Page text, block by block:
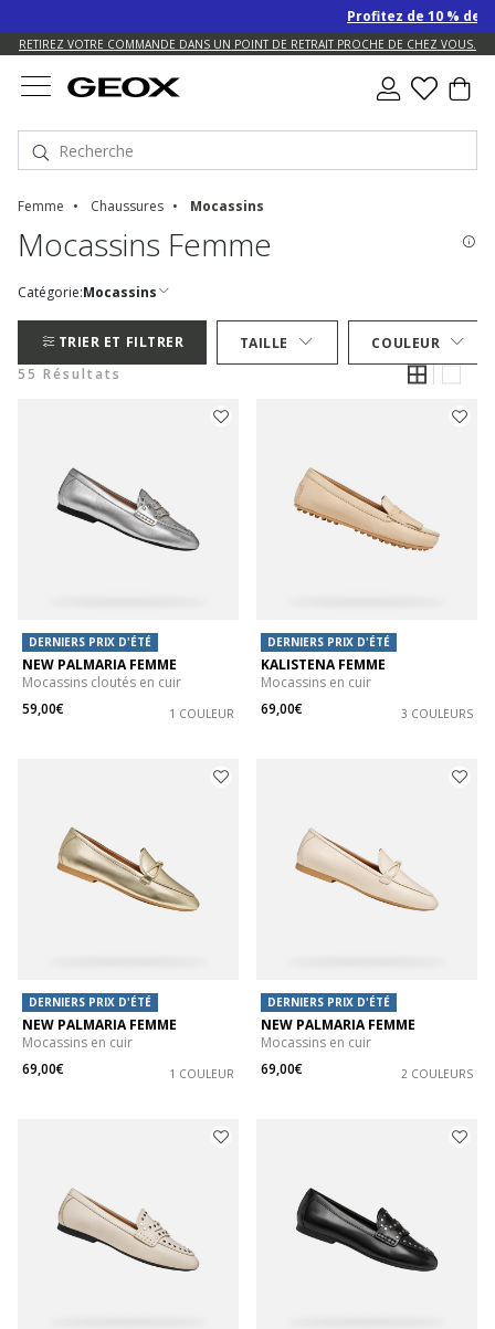
Profitez de 10 % de remise
RETOUR TOUJOURS GRATUIT
RETIREZ VOTRE COMMANDE DANS UN POINT DE RETRAIT PROCHE DE CHEZ VOUS.
Femme Chaussures Mocassins
Mocassins Femme
Catégorie:Mocassins
TRIER ET FILTRER TAILLE
COULEUR
55 Résultats
DERNIERS PRIX D'ÉTÉ
NEW PALMARIA FEMME
Mocassins cloutés en cuir
59,00€
1 COULEUR
DERNIERS PRIX D'ÉTÉ
KALISTENA FEMME
Mocassins en cuir
69,00€
3 COULEURS
DERNIERS PRIX D'ÉTÉ
NEW PALMARIA FEMME
Mocassins en cuir
69,00€
1 COULEUR
DERNIERS PRIX D'ÉTÉ
NEW PALMARIA FEMME
Mocassins en cuir
69,00€
2 COULEURS